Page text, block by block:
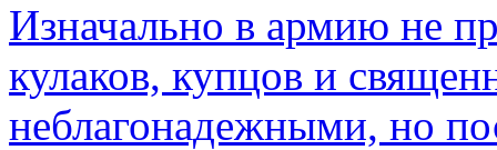
Изначально в армию не
кулаков, купцов и
неблагонадежными, но